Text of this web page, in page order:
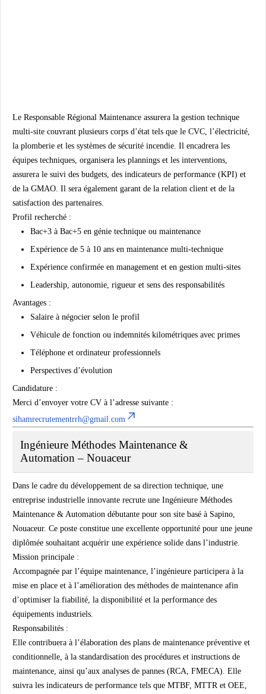
Le Responsable Régional Maintenance assurera la gestion technique
multi-site couvrant plusieurs corps d’état tels que le CVC, l’électricité,
la plomberie et les systèmes de sécurité incendie. Il encadrera les
équipes techniques, organisera les plannings et les interventions,
assurera le suivi des budgets, des indicateurs de performance (KPI) et
de la GMAO. Il sera également garant de la relation client et de la
satisfaction des partenaires.
Profil recherché :
Bac+3 à Bac+5 en génie technique ou maintenance
Expérience de 5 à 10 ans en maintenance multi-technique
Expérience confirmée en management et en gestion multi-sites
Leadership, autonomie, rigueur et sens des responsabilités
Avantages :
Salaire à négocier selon le profil
Véhicule de fonction ou indemnités kilométriques avec primes
Téléphone et ordinateur professionnels
Perspectives d’évolution
Candidature :
Merci d’envoyer votre CV à l’adresse suivante :
sihamrecrutementrrh@gmail.com
Ingénieure Méthodes Maintenance &
Automation – Nouaceur
Dans le cadre du développement de sa direction technique, une
entreprise industrielle innovante recrute une Ingénieure Méthodes
Maintenance & Automation débutante pour son site basé à Sapino,
Nouaceur. Ce poste constitue une excellente opportunité pour une jeune
diplômée souhaitant acquérir une expérience solide dans l’industrie.
Mission principale :
Accompagnée par l’équipe maintenance, l’ingénieure participera à la
mise en place et à l’amélioration des méthodes de maintenance afin
d’optimiser la fiabilité, la disponibilité et la performance des
équipements industriels.
Responsabilités :
Elle contribuera à l’élaboration des plans de maintenance préventive et
conditionnelle, à la standardisation des procédures et instructions de
maintenance, ainsi qu’aux analyses de pannes (RCA, FMECA). Elle
suivra les indicateurs de performance tels que MTBF, MTTR et OEE,